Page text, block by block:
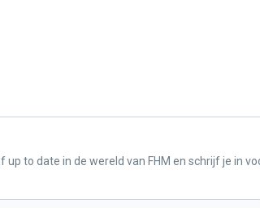
to date in de wereld van FHM en schrijf je in